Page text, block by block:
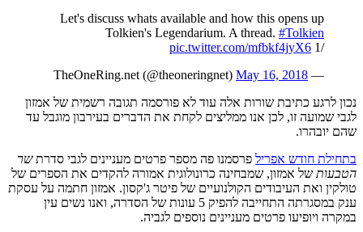
Let's discuss whats available and how this opens up
Tolkien's Legendarium. A thread. #Tolkien
/1
pic.twitter.com/mfbkf4jyX6
— TheOneRing.net (@theoneringnet)
May 16, 2018
נכון לרגע כתיבת שורות אלה עוד לא פורסמה תגובה רשמית של אמזון
לגבי שמועה זו, לכן אנו ממליצים לקחת את הדברים בעירבון מוגבל עד
שהם יובהרו.
בתחילת חודש אפריל פרסמנו פה מספר פרטים מעניינים לגבי סדרתשר
הטבעות של אמזון, שמבחינה כרונולוגית אמורה להקדים את הספרים של
טולקין ואת העיבודים הקולנועיים של פיטר ג'קסון. אמזון חתמה על עסקת
ענק במסגרתה התחייבה להפיק 5 עונות של הסדרה, ואנו נשים עין
במקרה ויופיעו פרטים מעניינים נוספים לגביה.